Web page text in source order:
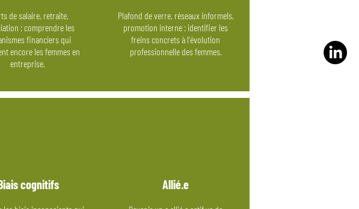
de salaire, retraite,
: comprendre les
financiers qui
encore les femmes en
entreprise.
Plafond de verre, réseaux informels,
promotion interne : identifier les
freins concrets à l'évolution
professionnelle des femmes.
cognitifs Allié.e